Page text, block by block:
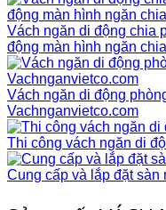
Vách ngăn di động chia
động màn hình ngăn
Vách ngăn di động
Vachnganvietco.com
Thi công vách ngăn di
Cung cấp và lắp đặt sàn